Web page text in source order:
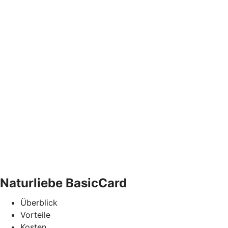
Naturliebe BasicCard
Überblick
Vorteile